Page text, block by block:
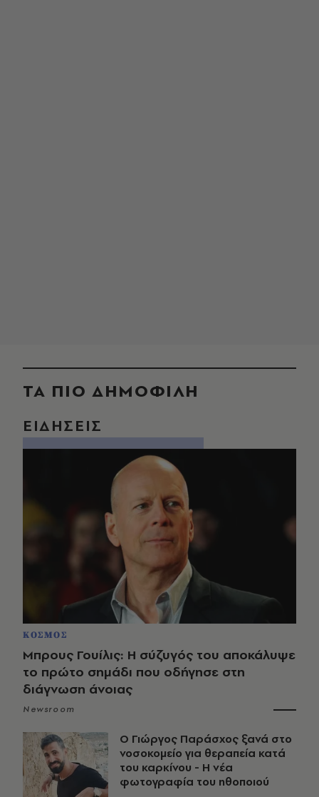
ΤΑ ΠΙΟ ΔΗΜΟΦΙΛΗ
ΕΙΔΗΣΕΙΣ
ΚΟΣΜΟΣ
Μπρους Γουίλις: Η σύζυγός του αποκάλυψε
το πρώτο σημάδι που οδήγησε στη
διάγνωση άνοιας
Newsroom
O Γιώργος Παράσχος ξανά στο
νοσοκομείο για θεραπεία κατά
του καρκίνου - Η νέα
φωτογραφία του ηθοποιού